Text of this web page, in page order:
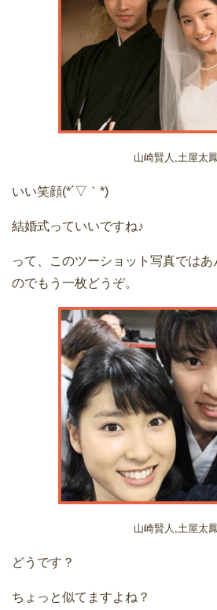
山崎賢人,土屋太
いい笑顔(*´▽｀*)
結婚式っていいですね♪
って、このツーショット写真では
のでもう一枚どうぞ。
山崎賢人,土屋太
どうです？
ちょっと似てますよね？